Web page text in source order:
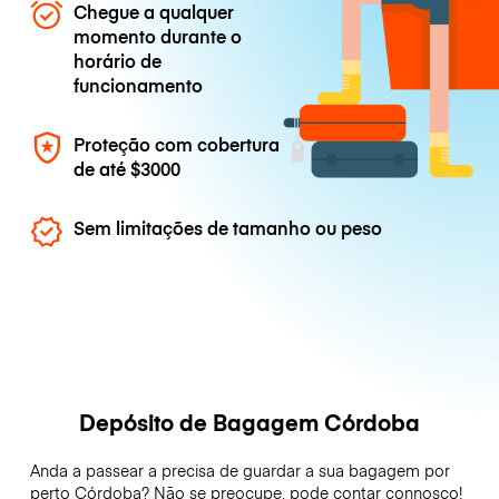
Chegue a qualquer
momento durante o
horário de
funcionamento
Proteção com cobertura
de até$3000
Sem limitações de tamanho ou peso
Depósito de Bagagem Córdoba
Anda a passear a precisa de guardar a sua bagagem por
perto Córdoba? Não se preocupe, pode contar connosco!